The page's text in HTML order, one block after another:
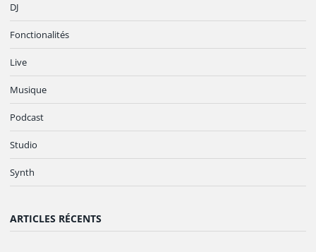
DJ
Fonctionalités
Live
Musique
Podcast
Studio
Synth
ARTICLES RÉCENTS